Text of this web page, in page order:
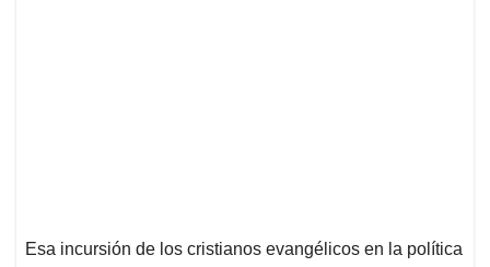
Esa incursión de los cristianos evangélicos en la política